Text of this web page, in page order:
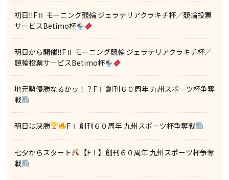
初日‼FⅡ モーニング競輪 ジェラテリアクラキチ杯／競輪投票
サービスBetimo杯
明日から開催‼FⅡ モーニング競輪 ジェラテリアクラキチ杯／
競輪投票サービスBetimo杯
地元勢優勝なるかッ！？FⅠ 創刊６０周年 九州スポーツ杯争奪
戦
明日は決勝 FⅠ 創刊６０周年 九州スポーツ杯争奪戦
七夕からスタート
【FⅠ】創刊６０周年 九州スポーツ杯争奪
戦